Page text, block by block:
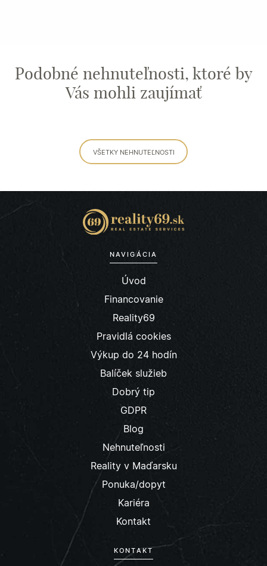
Podobné nehnuteľnosti, ktoré by
Vás mohli zaujímať
VŠETKY NEHNUTEĽNOSTI
NAVIGÁCIA
Úvod
Financovanie
Reality69
Pravidlá cookies
Výkup do 24 hodín
Balíček služieb
Dobrý tip
GDPR
Blog
Nehnuteľnosti
Reality v Maďarsku
Ponuka/dopyt
Kariéra
Kontakt
KONTAKT